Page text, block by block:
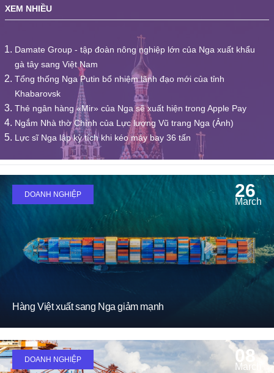
XEM NHIỀU
Damate Group - tập đoàn nông nghiệp lớn của Nga xuất khẩu
gà tây sang Việt Nam
Tổng thống Nga Putin bổ nhiệm lãnh đạo mới của tỉnh
Khabarovsk
Thẻ ngân hàng «Mir» của Nga sẽ xuất hiện trong Apple Pay
Ngắm Nhà thờ Chính của Lực lượng Vũ trang Nga (Ảnh)
Lực sĩ Nga lập kỳ tích khi kéo máy bay 36 tấn
DOANH NGHIỆP 26
March
Hàng Việt xuất sang Nga giảm mạnh
DOANH NGHIỆP 08
March